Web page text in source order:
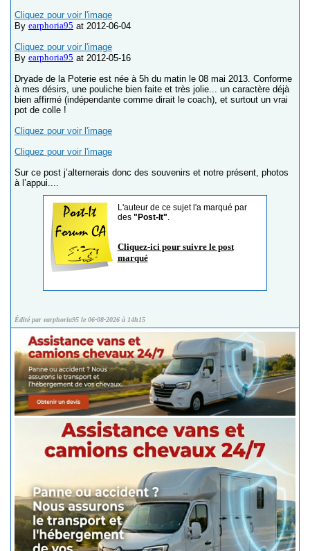
Cliquez pour voir l'image
By earphoria95 at 2012-06-04
Cliquez pour voir l'image
By earphoria95 at 2012-05-16
Dryade de la Poterie est née à 5h du matin le 08 mai 2013. Conforme
à mes désirs, une pouliche bien faite et très jolie... un caractère déjà
bien affirmé (indépendante comme dirait le coach), et surtout un vrai
pot de colle !
Cliquez pour voir l'image
Cliquez pour voir l'image
Sur ce post j’alternerais donc des souvenirs et notre présent, photos
à l’appui....
L'auteur de ce sujet l'a marqué par
des "Post-It".
Cliquez-ici pour suivre le post
marqué
Édité par earphoria95 le 06-08-2026 à 14h15